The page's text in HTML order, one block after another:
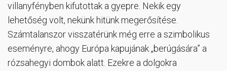
villanyfényben kifutottak a gyepre. Nekik egy
lehetőség volt, nekünk hitünk megerősítése.
Számtalanszor visszatérünk még erre a szimbolikus
eseményre, ahogy Európa kapujának „berúgására” a
rózsahegyi dombok alatt. Ezekre a dolgokra